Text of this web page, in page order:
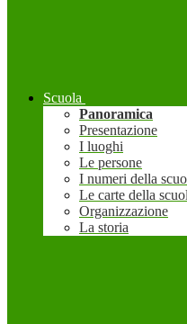
Scuola
Panoramica
Presentazione
I luoghi
Le persone
I numeri della
Le carte della
Organizzazione
La storia